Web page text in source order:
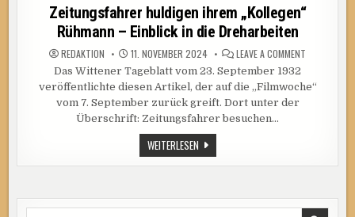
Zeitungsfahrer huldigen ihrem „Kollegen“
Rühmann – Einblick in die Dreharbeiten
REDAKTION 11. NOVEMBER 2024 LEAVE A COMMENT
IHREM
„KOLLEGEN“
Das Wittener Tageblatt vom 23. September 1932
veröffentlichte diesen Artikel, der auf die „Filmwoche“
vom 7. September zurück greift. Dort unter der
Überschrift: Zeitungsfahrer besuchen…
WEITERLESENZEITUNGSFAHRER
HULDIGEN
IHREM
–
EINBLICK